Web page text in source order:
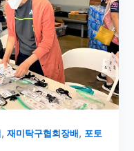
,재미탁구협회장배 , 포토